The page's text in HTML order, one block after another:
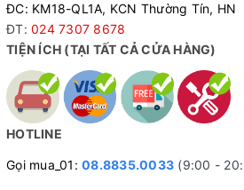
Phuộc thép linh hoạt vượt
ĐC: KM18-QL1A, KCN Thường Tín, HN
ĐT: 024 7307 8678
TIỆN ÍCH (TẠI TẤT CẢ CỬA HÀNG)
HOTLINE
Gọi mua_01: 08.8835.0033 (9:00 -